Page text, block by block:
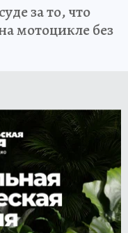
за то, что
мотоцикле без